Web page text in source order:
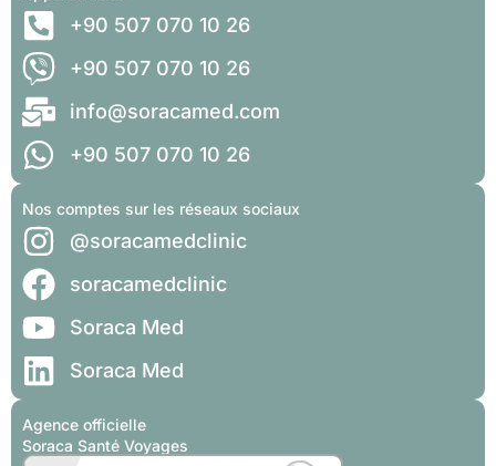
+90 507 070 10 26
+90 507 070 10 26
info@soracamed.com
+90 507 070 10 26
Nos comptes sur les réseaux sociaux
@soracamedclinic
soracamedclinic
Soraca Med
Soraca Med
Agence officielle
Soraca Santé Voyages